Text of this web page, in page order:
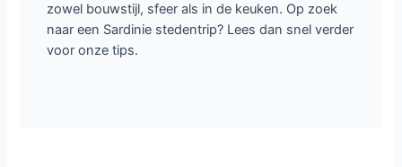
zowel bouwstijl, sfeer als in de keuken. Op zoek
naar een Sardinie stedentrip? Lees dan snel verder
voor onze tips.